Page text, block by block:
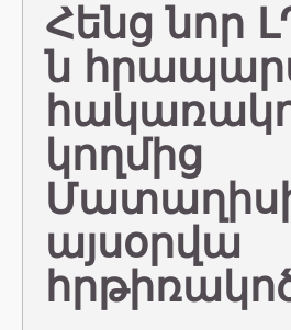
Հենց նոր
ն
կողմից
այսօրվա